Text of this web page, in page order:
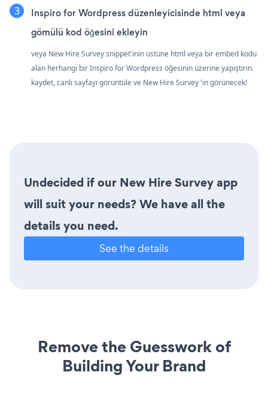
Inspiro for Wordpress düzenleyicisinde html veya
gömülü kod öğesini ekleyin
veya New Hire Survey snippet'inin üstüne html veya bir embed kodu
alan herhangi bir Inspiro for Wordpress öğesinin üzerine yapıştırın.
kaydet, canlı sayfayı görüntüle ve New Hire Survey 'in görünecek!
Undecided if our New Hire Survey app
will suit your needs? We have all the
details you need.
See the details
Remove the Guesswork of
Building Your Brand